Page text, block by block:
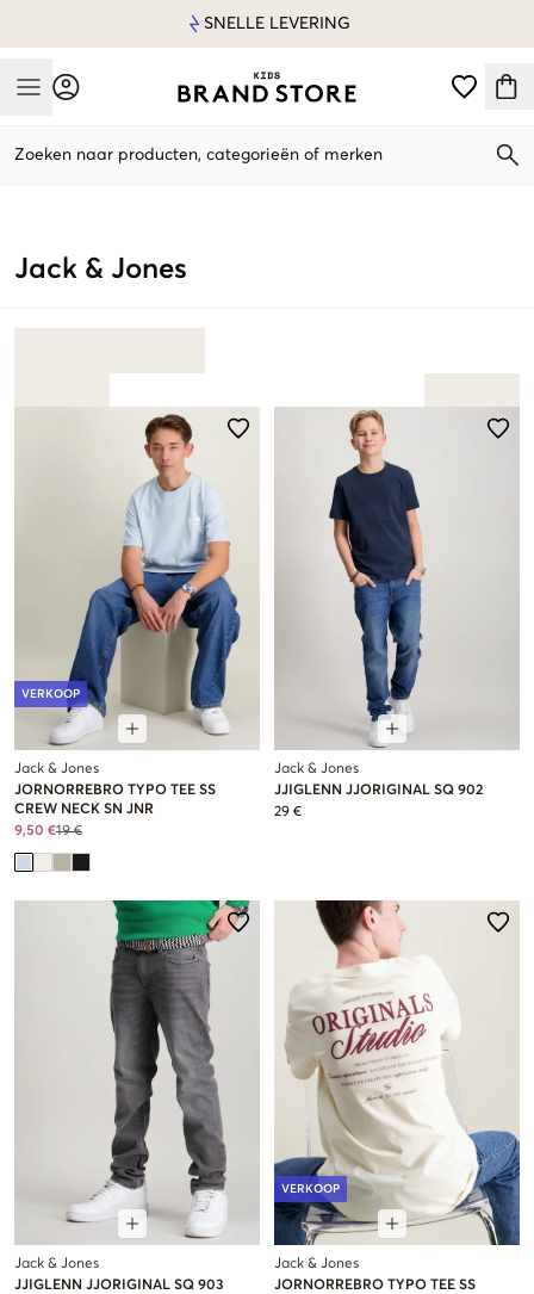
SNELLE LEVERING
Mobile Menu
Zoeken naar producten, categorieën of merken
Jack & Jones
VERKOOP
Jack & Jones
JORNORREBRO TYPO TEE SS
CREW NECK SN JNR
9,50 €19 €
Jack & Jones
JJIGLENN JJORIGINAL SQ 902
29 €
Jack & Jones
JJIGLENN JJORIGINAL SQ 903
VERKOOP
Jack & Jones
JORNORREBRO TYPO TEE SS